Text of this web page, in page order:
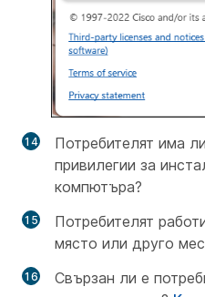
Потребителят има
привилегии за
компютъра?
Потребителят
място или друго
Свързан ли е